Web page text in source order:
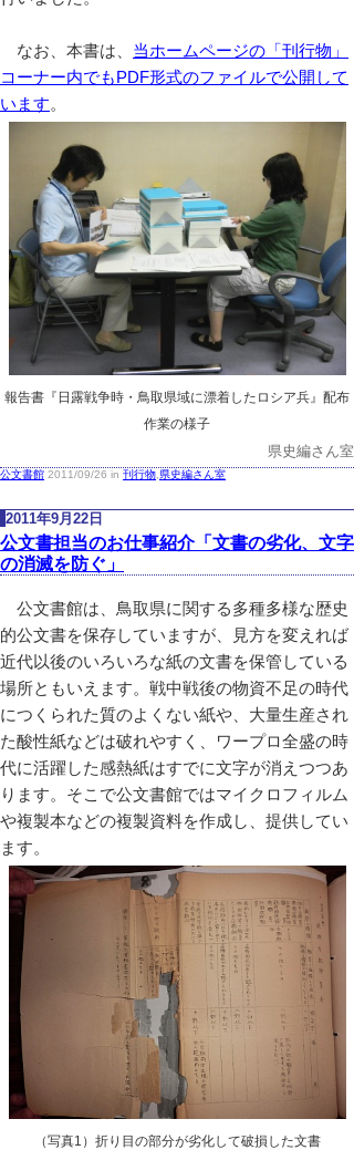
なお、本書は、 当ホームページの「刊行物」
コーナー内でもPDF形式のファイルで公開して
います。
報告書『日露戦争時・鳥取県域に漂着したロシア兵』配布
作業の様子
県史編さん室
公文書館 2011/09/26 in 刊行物 県史編さん室
2011年9月22日
公文書担当のお仕事紹介「文書の劣化、文字
の消滅を防ぐ」
公文書館は、鳥取県に関する多種多様な歴史
的公文書を保存していますが、見方を変えれば
近代以後のいろいろな紙の文書を保管している
場所ともいえます。戦中戦後の物資不足の時代
につくられた質のよくない紙や、大量生産され
た酸性紙などは破れやすく、ワープロ全盛の時
代に活躍した感熱紙はすでに文字が消えつつあ
ります。そこで公文書館ではマイクロフィルム
や複製本などの複製資料を作成し、提供してい
ます。
（写真1）折り目の部分が劣化して破損した文書